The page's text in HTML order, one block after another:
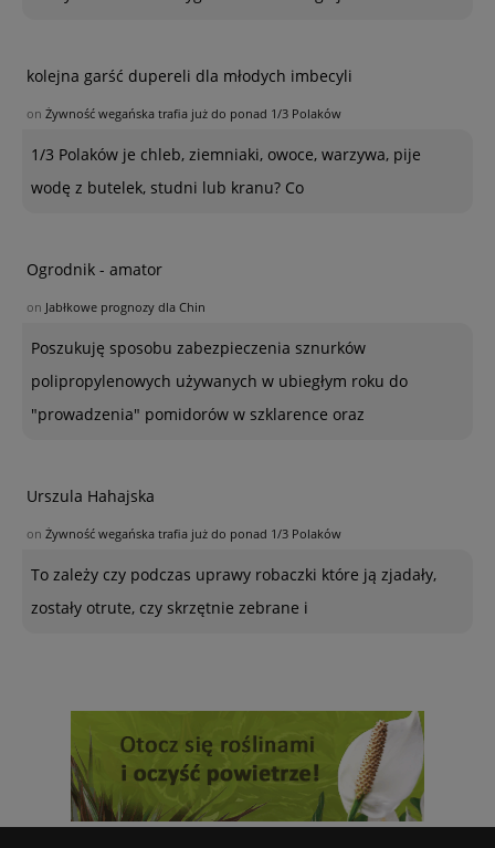
kolejna garść dupereli dla młodych imbecyli
on Żywność wegańska trafia już do ponad 1/3 Polaków
1/3 Polaków je chleb, ziemniaki, owoce, warzywa, pije
wodę z butelek, studni lub kranu? Co
Ogrodnik - amator
on Jabłkowe prognozy dla Chin
Poszukuję sposobu zabezpieczenia sznurków
polipropylenowych używanych w ubiegłym roku do
"prowadzenia" pomidorów w szklarence oraz
Urszula Hahajska
on Żywność wegańska trafia już do ponad 1/3 Polaków
To zależy czy podczas uprawy robaczki które ją zjadały,
zostały otrute, czy skrzętnie zebrane i